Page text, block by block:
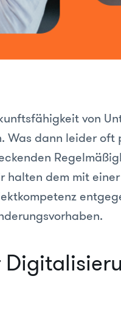
von
Was dann leider oft
halten dem mit